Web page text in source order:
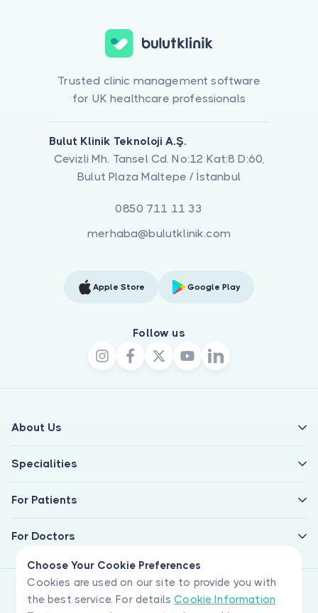
Choose Your Cookie Preferences
Cookies are used on our site to provide you with
the best service. For detailsCookie Information
Trusted clinic management software
for UK healthcare professionals
Bulut Klinik Teknoloji A.Ş.
Cevizli Mh. Tansel Cd. No:12 Kat:8 D:60,
Bulut Plaza Maltepe / İstanbul
0850 711 11 33
merhaba@bulutklinik.com
Apple Store Google Play
Follow us
About Us
Specialities
For Patients
For Doctors